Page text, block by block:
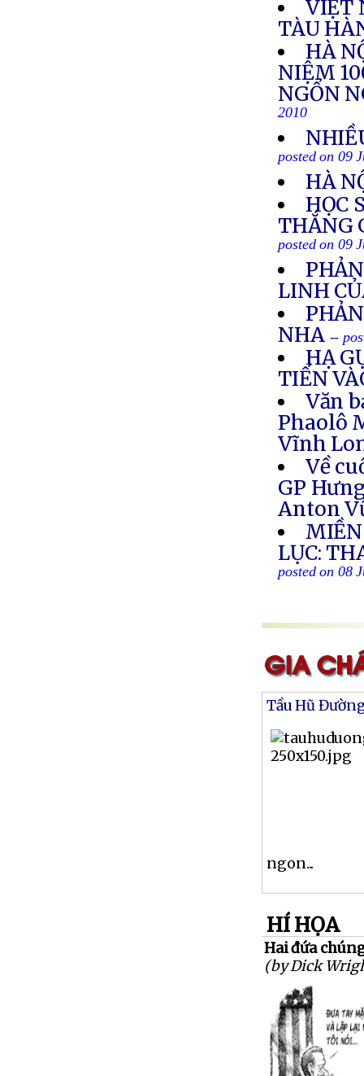
VIỆT
TÀU
HÀ
NIỆM
NGỔN
2010
posted on 09
HÀ
HỌC
THẮNG
posted on 09
LINH
NHA --
HẠ
TIẾN
Văn
Phaolô
Vĩnh
Về
GP
Anton
LỤC:
posted on 08
Tầu Hũ
ngon...
HÍ HỌA
Hai đứa
(by Dick